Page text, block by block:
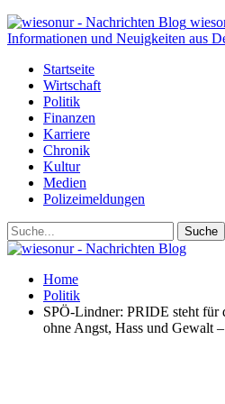
Informationen und Neuigkeiten aus
Startseite
Wirtschaft
Politik
Finanzen
Karriere
Chronik
Kultur
Medien
Polizeimeldungen
Home
Politik
SPÖ-Lindner: PRIDE steht für
ohne Angst, Hass und Gewalt